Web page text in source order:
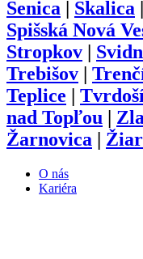
Senica | Skalica |
Spišská Nová
Stropkov |
Trebišov |
Teplice |
nad Topľou |
Žarnovica |
O nás
Kariéra